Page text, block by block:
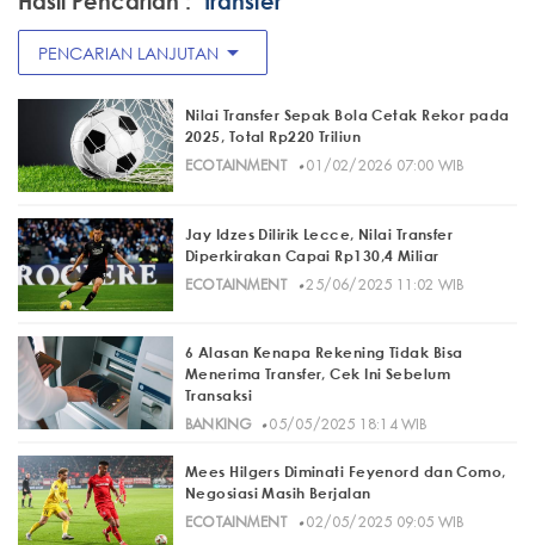
PENCARIAN LANJUTAN arrow_drop_down
Nilai Transfer Sepak Bola Cetak Rekor pada
2025, Total Rp220 Triliun
ECOTAINMENT
· 01/02/2026 07:00 WIB
Jay Idzes Dilirik Lecce, Nilai Transfer
Diperkirakan Capai Rp130,4 Miliar
ECOTAINMENT
· 25/06/2025 11:02 WIB
6 Alasan Kenapa Rekening Tidak Bisa
Menerima Transfer, Cek Ini Sebelum
Transaksi
BANKING· 05/05/2025 18:14 WIB
Mees Hilgers Diminati Feyenord dan Como,
Negosiasi Masih Berjalan
ECOTAINMENT
· 02/05/2025 09:05 WIB